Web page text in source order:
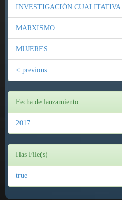
INVESTIGACIÓN CUALITATIVA
MARXISMO
MUJERES
< previous
Fecha de lanzamiento
2017
Has File(s)
true